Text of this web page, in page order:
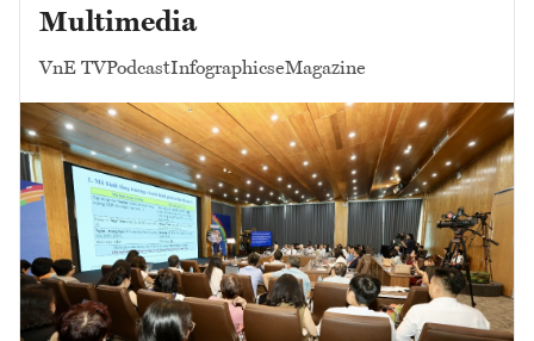
Multimedia
VnE TVPodcastInfographicseMagazine